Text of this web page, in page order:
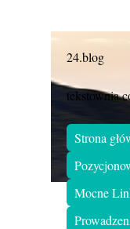
24.blog
Strona
Mocne